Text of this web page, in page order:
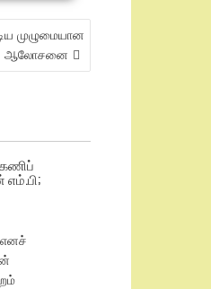
முழுமையான
ஆலோசனை